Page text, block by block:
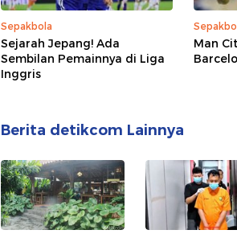
Sepakbola
Sejarah Jepang! Ada
Sembilan Pemainnya di Liga
Inggris
Man
Berita detikcom Lainnya